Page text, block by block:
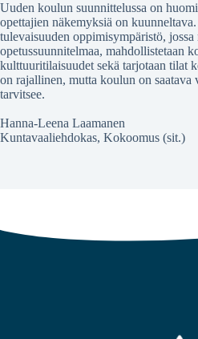
Uuden koulun suunnittelussa on
opettajien näkemyksiä on
tulevaisuuden oppimisympäristö, jossa
opetussuunnitelmaa, mahdollistetaan
kulttuuritilaisuudet sekä tarjotaan tilat
on rajallinen, mutta koulun on saatava
tarvitsee.
Hanna-Leena Laamanen
Kuntavaaliehdokas, Kokoomus (sit.)